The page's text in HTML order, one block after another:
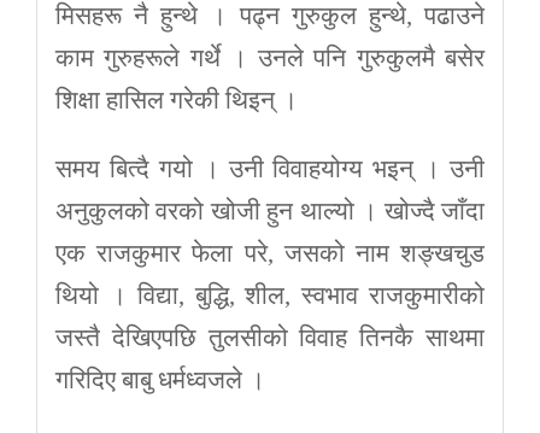
मिसहरू नै हुन्थे । पढ्न गुरुकुल हुन्थे, पढाउने
काम गुरुहरूले गर्थे । उनले पनि गुरुकुलमै बसेर
शिक्षा हासिल गरेकी थिइन् ।
समय बित्दै गयो । उनी विवाहयोग्य भइन् । उनी
अनुकुलको वरको खोजी हुन थाल्यो । खोज्दै जाँदा
एक राजकुमार फेला परे, जसको नाम शङ्खचुड
थियो । विद्या, बुद्धि, शील, स्वभाव राजकुमारीको
जस्तै देखिएपछि तुलसीको विवाह तिनकै साथमा
गरिदिए बाबु धर्मध्वजले ।